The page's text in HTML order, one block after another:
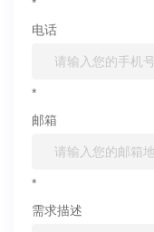
电话
*
邮箱
*
需求描述